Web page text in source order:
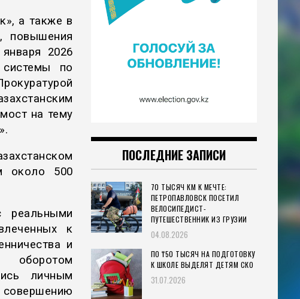
а также в
повышения
2026
системы по
на тему
около 500
реальными
к
и
оборотом
личным
совершению
ПОСЛЕДНИЕ ЗАПИСИ
70 ТЫСЯЧ КМ К МЕЧТЕ:
ПЕТРОПАВЛОВСК ПОСЕТИЛ
ВЕЛОСИПЕДИСТ-
ПУТЕШЕСТВЕННИК ИЗ ГРУЗИИ
04.08.2026
ПО ₸50 ТЫСЯЧ НА ПОДГОТОВКУ
К ШКОЛЕ ВЫДЕЛЯТ ДЕТЯМ СКО
31.07.2026